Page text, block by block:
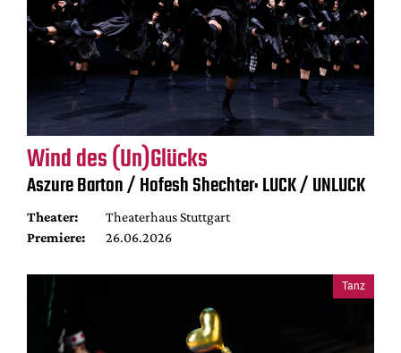
Wind des (Un)Glücks
Aszure Barton / Hofesh Shechter: LUCK / UNLUCK
Theater:
Theaterhaus Stuttgart
Premiere:
26.06.2026
Tanz